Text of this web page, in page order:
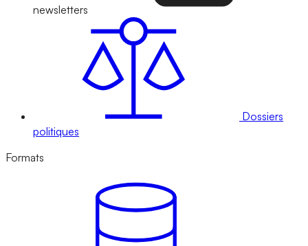
newsletters
Dossiers
politiques
Formats